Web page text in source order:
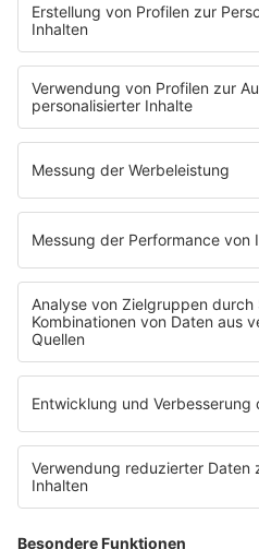
Mein delta radio
App
DAB+
Empfang
Jobs & Praktika
Service
Datenschutz
Datenschutzeinstellungen
Impressum
Nutzungsbedingungen
Stromvergleich
Werbung buchen
Moderatoren buchen